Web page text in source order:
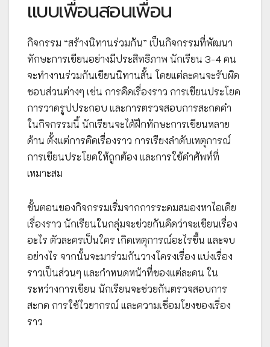
แบบเพื่อนสอนเพื่อน
กิจกรรม “สร้างนิทานร่วมกัน” เป็นกิจกรรมที่พัฒนา
ทักษะการเขียนอย่างมีประสิทธิภาพ นักเรียน 3-4 คน
จะทำงานร่วมกันเขียนนิทานสั้น โดยแต่ละคนจะรับผิด
ชอบส่วนต่างๆ เช่น การคิดเรื่องราว การเขียนประโยค
การวาดรูปประกอบ และการตรวจสอบการสะกดคำ
ในกิจกรรมนี้ นักเรียนจะได้ฝึกทักษะการเขียนหลาย
ด้าน ตั้งแต่การคิดเรื่องราว การเรียงลำดับเหตุการณ์
การเขียนประโยคให้ถูกต้อง และการใช้คำศัพท์ที่
เหมาะสม
ขั้นตอนของกิจกรรมเริ่มจากการระดมสมองหาไอเดีย
เรื่องราว นักเรียนในกลุ่มจะช่วยกันคิดว่าจะเขียนเรื่อง
อะไร ตัวละครเป็นใคร เกิดเหตุการณ์อะไรขึ้น และจบ
อย่างไร จากนั้นจะมาร่วมกันวางโครงเรื่อง แบ่งเรื่อง
ราวเป็นส่วนๆ และกำหนดหน้าที่ของแต่ละคน ใน
ระหว่างการเขียน นักเรียนจะช่วยกันตรวจสอบการ
สะกด การใช้ไวยากรณ์ และความเชื่อมโยงของเรื่อง
ราว